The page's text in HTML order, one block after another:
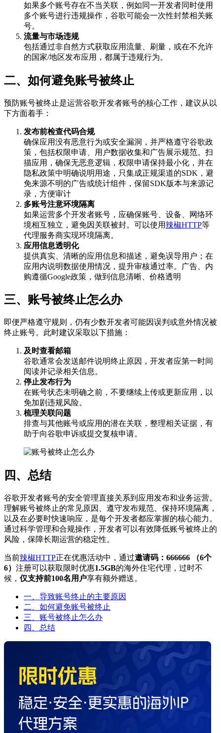
如果多个账号存在不当关联，例如同一开发者同时使用
多个账号进行违规操作，谷歌可能会一次性封禁相关账
号。
流量与市场违规
包括通过非自然方式获取应用流量、刷量，或在不允许
的国家/地区发布应用，都属于违规行为。
二、如何避免账号被终止
预防账号被终止是运营谷歌开发者账号的核心工作，建议从以
下方面着手：
发布前检查代码合规
确保应用没有恶意行为或安全漏洞，并严格遵守谷歌政
策，包括权限申请、用户数据收集和广告展示规范。扫
描应用，确保无恶意逻辑，权限申请保持最小化，并在
隐私政策中明确说明用途，只集成正规渠道的SDK，避
免来源不明的广告或统计组件，保留SDK版本与来源记
录，方便审计
多账号注意环境隔离
如果运营多个开发者账号，应确保账号、设备、网络环
境相互独立，避免因关联被封。可以使用辣椒HTTP等
代理服务商实现环境隔离。
应用信息透明化
提供真实、清晰的应用信息和描述，避免误导用户；在
应用内说明数据使用情况，提升审核通过率。广告、内
购遵循Google政策，做到信息清晰、价格透明
三、账号被终止怎么办
即便严格遵守规则，仍有少数开发者可能因误判或意外情况被
终止账号。此时建议采取以下措施：
及时查看邮箱
谷歌通常会发送邮件说明终止原因，开发者应第一时间
阅读并记录相关信息。
停止发布行为
在账号状态未明确之前，不要继续上传或更新应用，以
免加剧违规风险。
梳理关联问题
排查与其他账号或应用的潜在关联，整理相关证据，有
助于向谷歌申诉或提交复核申请。
四、总结
谷歌开发者账号的安全管理直接关系到应用发布和业务运营。
理解账号被终止的常见原因、遵守发布规范、保持环境隔离，
以及在必要时快速响应，是每个开发者都应掌握的核心能力。
通过科学管理和合规操作，开发者可以有效降低账号被终止的
风险，保障长期运营的稳定性。
当前辣椒HTTP正在优惠活动中，通过邀请码：666666 （6个
6） 注册可以获取限时优惠1.5GB的海外住宅代理，过时不
候， 仅支持前100名用户享有额外赠送。
一、导致账号终止的主要原因
二、如何避免账号被终止
三、账号被终止怎么办
四、总结